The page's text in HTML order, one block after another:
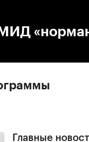
МИД
Главные